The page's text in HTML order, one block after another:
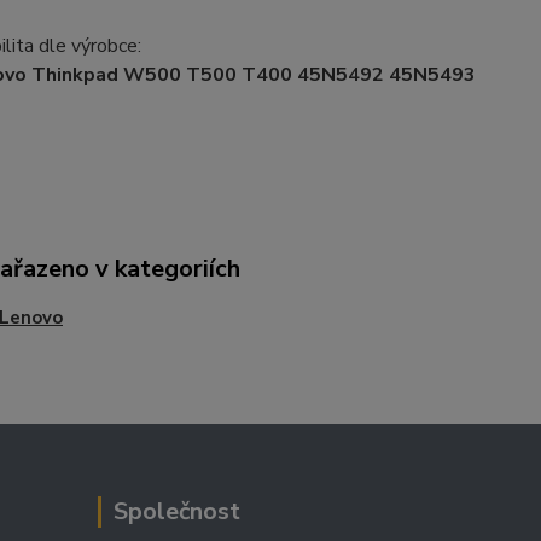
dle výrobce:
Thinkpad W500 T500 T400 45N5492 45N5493
v kategoriích
Společnost